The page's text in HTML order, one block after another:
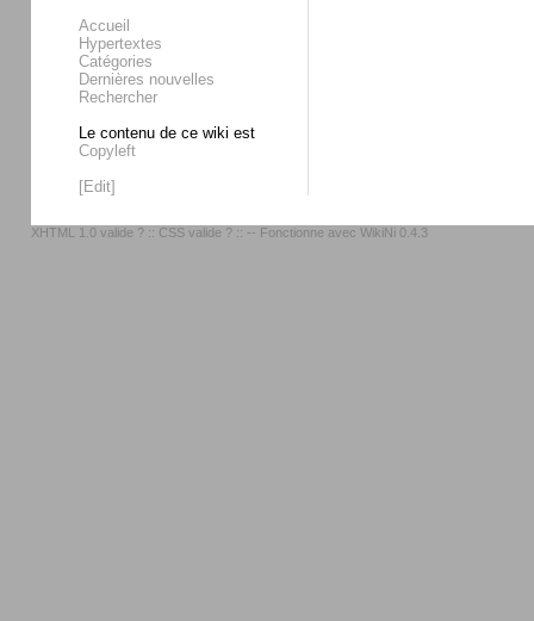
Accueil
Hypertextes
Catégories
Dernières nouvelles
Rechercher
Le contenu de ce wiki est
Copyleft
[Edit]
XHTML 1.0 valide ? :: CSS valide ? :: -- Fonctionne avec WikiNi 0.4.3